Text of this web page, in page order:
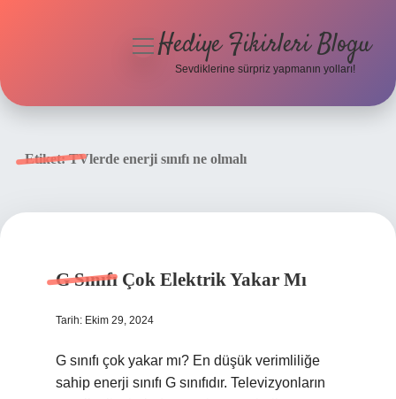
menüyüHediye Fikirleri Blogu
Sevdiklerine sürpriz yapmanın yolları!
Etiket:TVlerde enerji sınıfı ne olmalı
G Sınıfı Çok Elektrik Yakar Mı
Tarih: Ekim 29, 2024
G sınıfı çok yakar mı? En düşük verimliliğe
sahip enerji sınıfı G sınıfıdır. Televizyonların